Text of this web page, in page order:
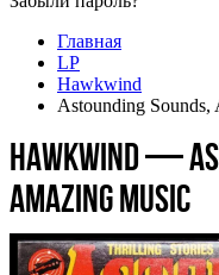
Главная
LP
Hawkwind
Astounding Sounds,
Hawkwind —
Amazing Music